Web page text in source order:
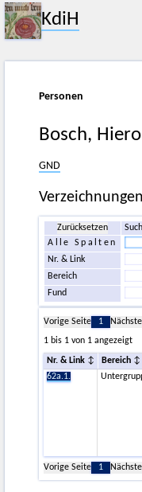
KdiH
Personen
Bosch,
GND
Zurücksetzen
Alle Spalten
Nr. & Link
Bereich
Fund
Vorige Seite 1
1 bis 1 von 1 angezeigt
Nr. & Link Bereich
62a.1.
Vorige Seite
1